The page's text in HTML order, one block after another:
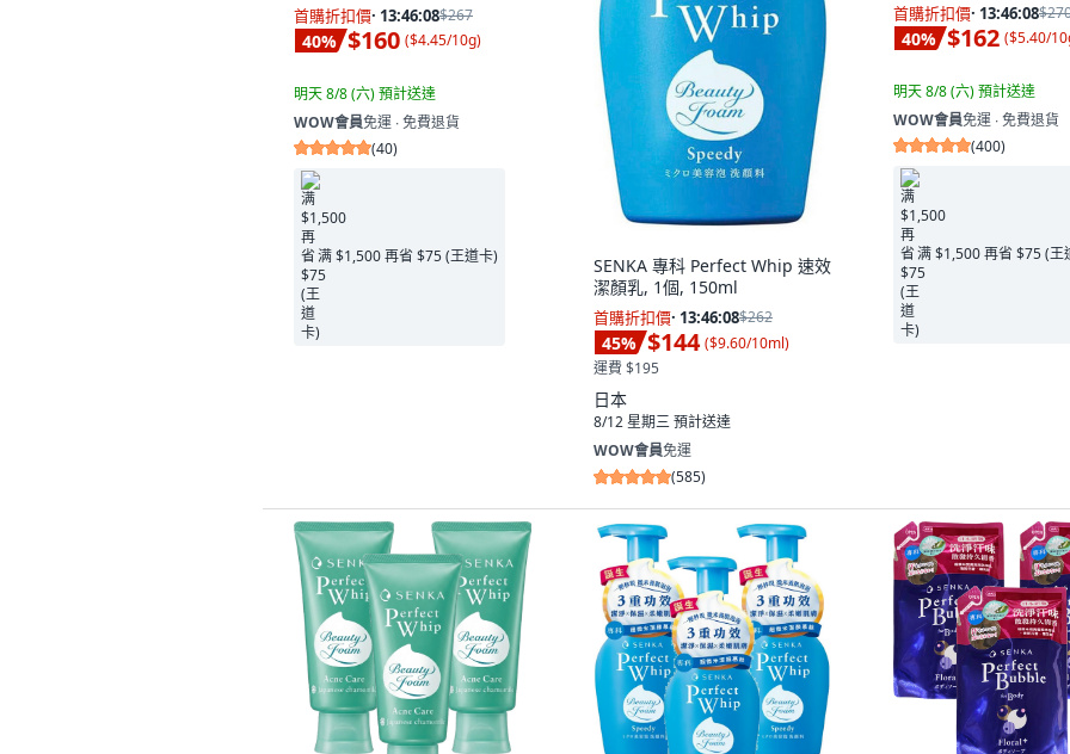
首購折扣價· 13:46:06$267
40% $160 ($4.45/10g)
明天 8/8 (六)預計送達
WOW會員免運 ∙ 免費退貨
(40)
满 $1,500 再省 $75 (王道卡)
SENKA 專科 Perfect Whip 速效
潔顏乳, 1個, 150ml
首購折扣價· 13:46:06$262
45% $144 ($9.60/10ml)
運費 $195
日本
8/12 星期三預計送達
WOW會員免運
(585)
首購折扣價· 13:46:06
40% $162 ($5.40/
明天 8/8 (六)預計送達
WOW會員免運 ∙ 免費退貨
(400)
满 $1,500 再省 $75 (王